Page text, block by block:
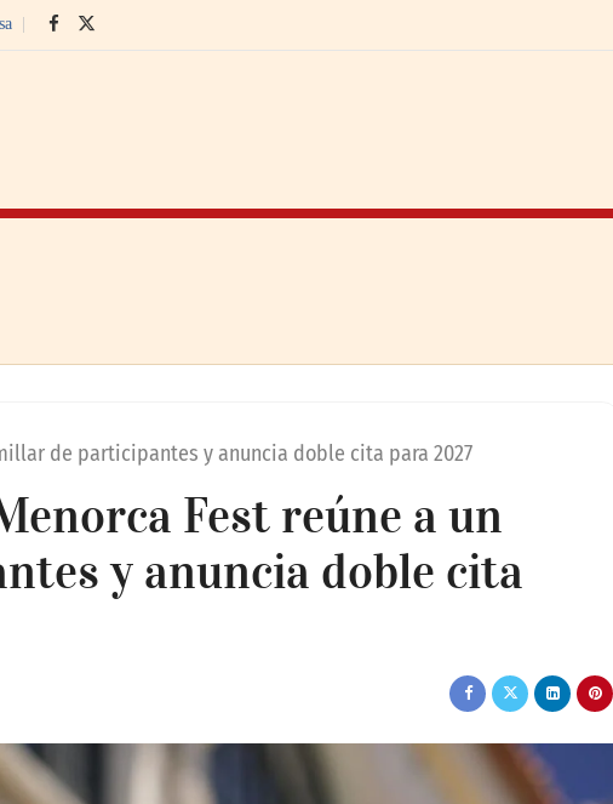
de participantes y anuncia doble cita para 2027
Fest reúne a un
y anuncia doble cita